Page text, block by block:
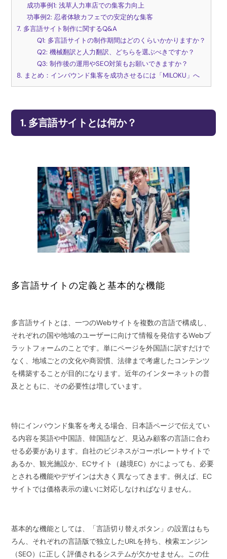
成功事例1: 浅草人力車店での集客力向上
功事例2: 忍者体験カフェでの安定的な集客
7. 多言語サイト制作に関するQ&A
Q1: 多言語サイトの制作期間はどのくらいかかりますか？
Q2: 機械翻訳と人力翻訳、どちらを選ぶべきですか？
Q3: 制作後の運用やSEO対策もお願いできますか？
8. まとめ：インバウンド集客を成功させるには「MILOKU」へ
1. 多言語サイトとは何か？
多言語サイトの定義と基本的な機能
多言語サイトとは、一つのWebサイトを複数の言語で構成し、
それぞれの国や地域のユーザーに向けて情報を発信するWebプ
ラットフォームのことです。単にページを外国語に訳すだけで
なく、地域ごとの文化や商習慣、法律まで考慮したコンテンツ
を構築することが目的になります。近年のインターネットの普
及とともに、その必要性は増しています。
特にインバウンド集客を考える場合、日本語ページで伝えてい
る内容を英語や中国語、韓国語など、見込み顧客の言語に合わ
せる必要があります。自社のビジネスがコーポレートサイトで
あるか、観光施設か、ECサイト（越境EC）かによっても、必要
とされる機能やデザインは大きく異なってきます。例えば、EC
サイトでは価格表示の違いに対応しなければなりません。
基本的な機能としては、「言語切り替えボタン」の設置はもち
ろん、それぞれの言語版で独立したURLを持ち、検索エンジン
（SEO）に正しく評価されるシステムが欠かせません。この仕